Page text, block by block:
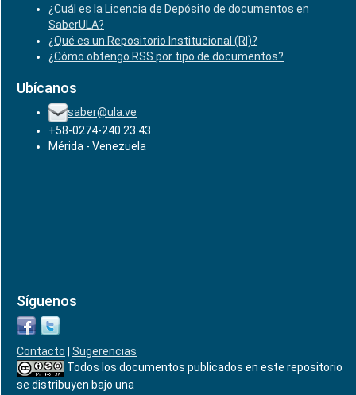
¿Cuál es la Licencia de Depósito de documentos en
SaberULA?
¿Qué es un Repositorio Institucional (RI)?
¿Cómo obtengo RSS por tipo de documentos?
Ubícanos
saber@ula.ve
+58-0274-240.23.43
Mérida - Venezuela
Síguenos
Contacto
Sugerencias
Todos los documentos publicados en este repositorio
se distribuyen bajo una